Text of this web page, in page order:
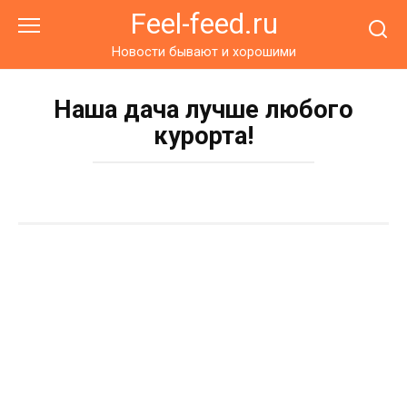
Feel-feed.ru
Новости бывают и хорошими
Наша дача лучше любого
курорта!